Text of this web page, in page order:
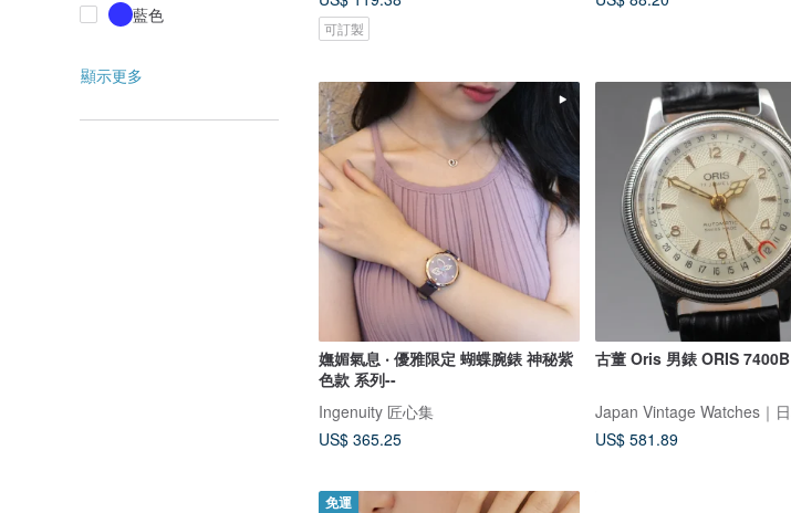
藍色
顯示更多
可訂製
嫵媚氣息 ‧ 優雅限定 蝴蝶腕錶 神秘紫
色款 系列--
Ingenuity 匠心集
US$ 365.25
古董 Oris 男錶 ORIS 7400B
US$ 581.89
免運